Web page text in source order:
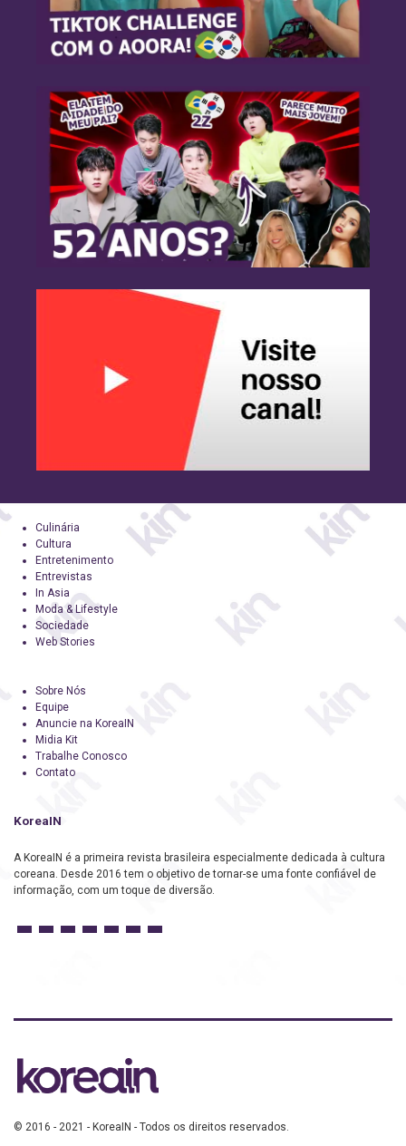
Culinária
Cultura
Entretenimento
Entrevistas
In Asia
Moda & Lifestyle
Sociedade
Web Stories
Sobre Nós
Equipe
Anuncie na KoreaIN
Midia Kit
Trabalhe Conosco
Contato
KoreaIN
A KoreaIN é a primeira revista brasileira especialmente dedicada à cultura
coreana. Desde 2016 tem o objetivo de tornar-se uma fonte confiável de
informação, com um toque de diversão.
© 2016 - 2021 - KoreaIN - Todos os direitos reservados.